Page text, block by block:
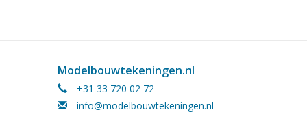
Modelbouwtekeningen.nl
+31 33 720 02 72
info@modelbouwtekeningen.nl